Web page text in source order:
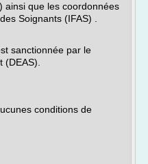
ainsi que les coordonnées
Soignants (IFAS) .
sanctionnée par le
conditions de